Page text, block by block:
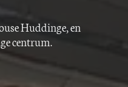
Huddinge, en
centrum.